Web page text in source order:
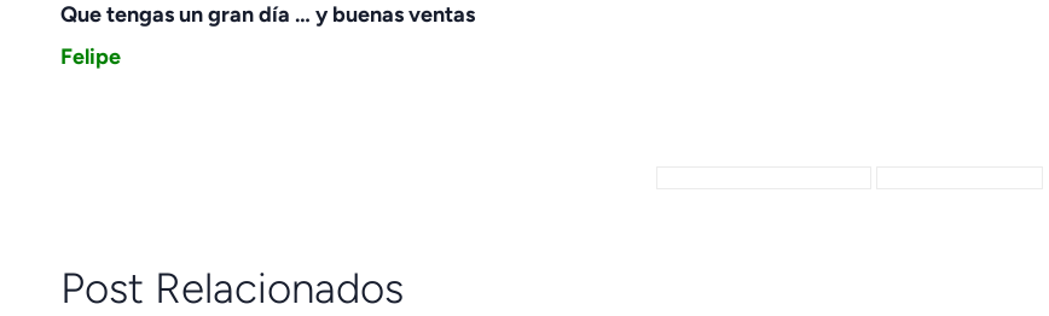
Que tengas un gran día … y buenas ventas
Felipe
Post Relacionados